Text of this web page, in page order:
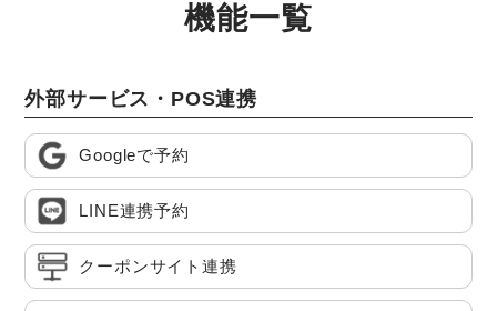
機能一覧
外部サービス・POS連携
Googleで予約
LINE連携予約
クーポンサイト連携